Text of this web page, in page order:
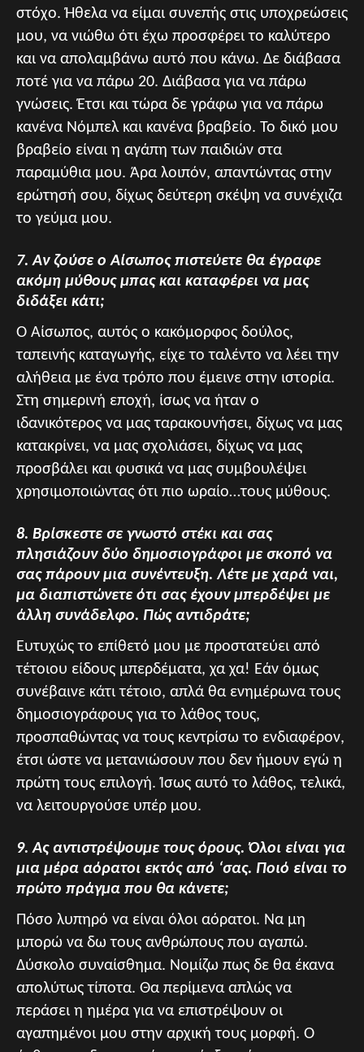
στόχο. Ήθελα να είμαι συνεπής στις υποχρεώσεις
μου, να νιώθω ότι έχω προσφέρει το καλύτερο
και να απολαμβάνω αυτό που κάνω. Δε διάβασα
ποτέ για να πάρω 20. Διάβασα για να πάρω
γνώσεις. Έτσι και τώρα δε γράφω για να πάρω
κανένα Νόμπελ και κανένα βραβείο. Το δικό μου
βραβείο είναι η αγάπη των παιδιών στα
παραμύθια μου. Άρα λοιπόν, απαντώντας στην
ερώτησή σου, δίχως δεύτερη σκέψη να συνέχιζα
το γεύμα μου.
7. Αν ζούσε ο Αίσωπος πιστεύετε θα έγραφε
ακόμη μύθους μπας και καταφέρει να μας
διδάξει κάτι;
Ο Αίσωπος, αυτός ο κακόμορφος δούλος,
ταπεινής καταγωγής, είχε το ταλέντο να λέει την
αλήθεια με ένα τρόπο που έμεινε στην ιστορία.
Στη σημερινή εποχή, ίσως να ήταν ο
ιδανικότερος να μας ταρακουνήσει, δίχως να μας
κατακρίνει, να μας σχολιάσει, δίχως να μας
προσβάλει και φυσικά να μας συμβουλέψει
χρησιμοποιώντας ότι πιο ωραίο…τους μύθους.
8. Βρίσκεστε σε γνωστό στέκι και σας
πλησιάζουν δύο δημοσιογράφοι με σκοπό να
σας πάρουν μια συνέντευξη. Λέτε με χαρά ναι,
μα διαπιστώνετε ότι σας έχουν μπερδέψει με
άλλη συνάδελφο. Πώς αντιδράτε;
Ευτυχώς το επίθετό μου με προστατεύει από
τέτοιου είδους μπερδέματα, χα χα! Εάν όμως
συνέβαινε κάτι τέτοιο, απλά θα ενημέρωνα τους
δημοσιογράφους για το λάθος τους,
προσπαθώντας να τους κεντρίσω το ενδιαφέρον,
έτσι ώστε να μετανιώσουν που δεν ήμουν εγώ η
πρώτη τους επιλογή. Ίσως αυτό το λάθος, τελικά,
να λειτουργούσε υπέρ μου.
9. Ας αντιστρέψουμε τους όρους. Όλοι είναι για
μια μέρα αόρατοι εκτός από ‘σας. Ποιό είναι το
πρώτο πράγμα που θα κάνετε;
Πόσο λυπηρό να είναι όλοι αόρατοι. Να μη
μπορώ να δω τους ανθρώπους που αγαπώ.
Δύσκολο συναίσθημα. Νομίζω πως δε θα έκανα
απολύτως τίποτα. Θα περίμενα απλώς να
περάσει η ημέρα για να επιστρέψουν οι
αγαπημένοι μου στην αρχική τους μορφή. Ο